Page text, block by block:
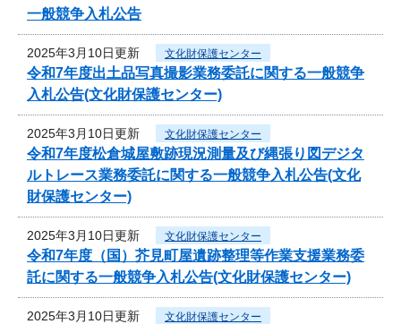
一般競争入札公告
2025年3月10日更新 文化財保護センター
令和7年度出土品写真撮影業務委託に関する一般競争
入札公告(文化財保護センター)
2025年3月10日更新 文化財保護センター
令和7年度松倉城屋敷跡現況測量及び縄張り図デジタ
ルトレース業務委託に関する一般競争入札公告(文化
財保護センター)
2025年3月10日更新 文化財保護センター
令和7年度（国）芥見町屋遺跡整理等作業支援業務委
託に関する一般競争入札公告(文化財保護センター)
2025年3月10日更新 文化財保護センター